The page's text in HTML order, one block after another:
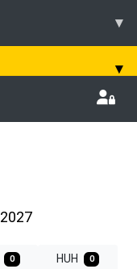
▾
▾
2027
0 HUH 0